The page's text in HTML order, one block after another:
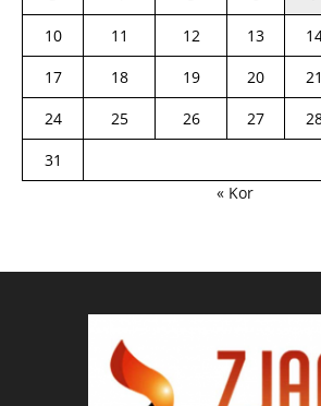
10
11 12 13
17
18 19 20 21
24
25 26 27
31
« Kor